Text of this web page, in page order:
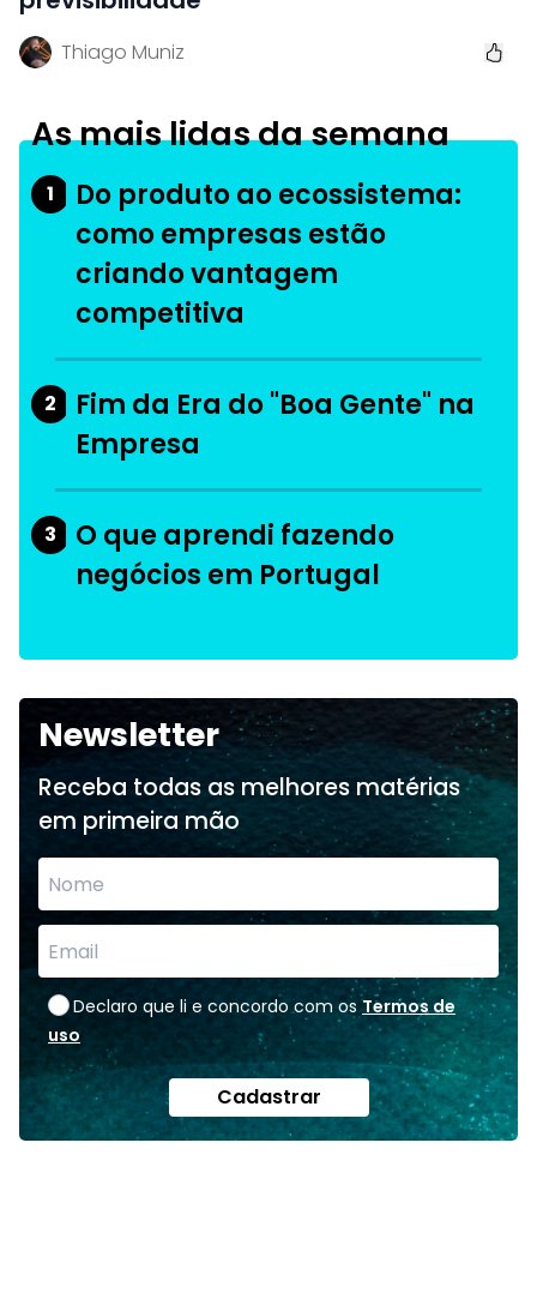
Thiago Muniz
As mais lidas da semana
1
Do produto ao ecossistema:
como empresas estão
criando vantagem
competitiva
2
Fim da Era do "Boa Gente" na
Empresa
3
O que aprendi fazendo
negócios em Portugal
Newsletter
Receba todas as melhores matérias
em primeira mão
Declaro que li e concordo com os Termos de
uso
Cadastrar